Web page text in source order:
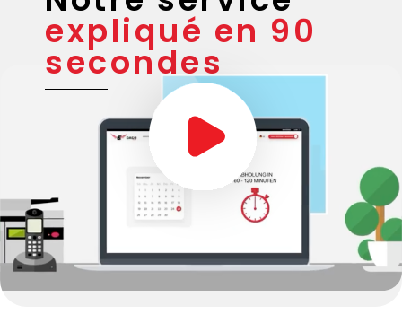
Notre service
expliqué en 90
secondes